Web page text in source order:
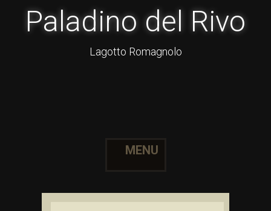
Paladino del Rivo
Lagotto Romagnolo
MENU
Skip to content